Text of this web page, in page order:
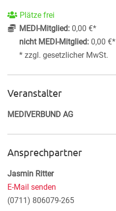
Plätze frei
MEDI-Mitglied: 0,00 €*
nicht MEDI-Mitglied: 0,00 €*
* zzgl. gesetzlicher MwSt.
Veranstalter
MEDIVERBUND AG
Ansprechpartner
Jasmin Ritter
E-Mail senden
(0711) 806079-265